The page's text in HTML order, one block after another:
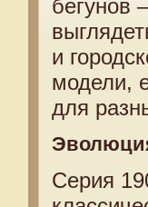
бегунов
и
модели,
для
Серия